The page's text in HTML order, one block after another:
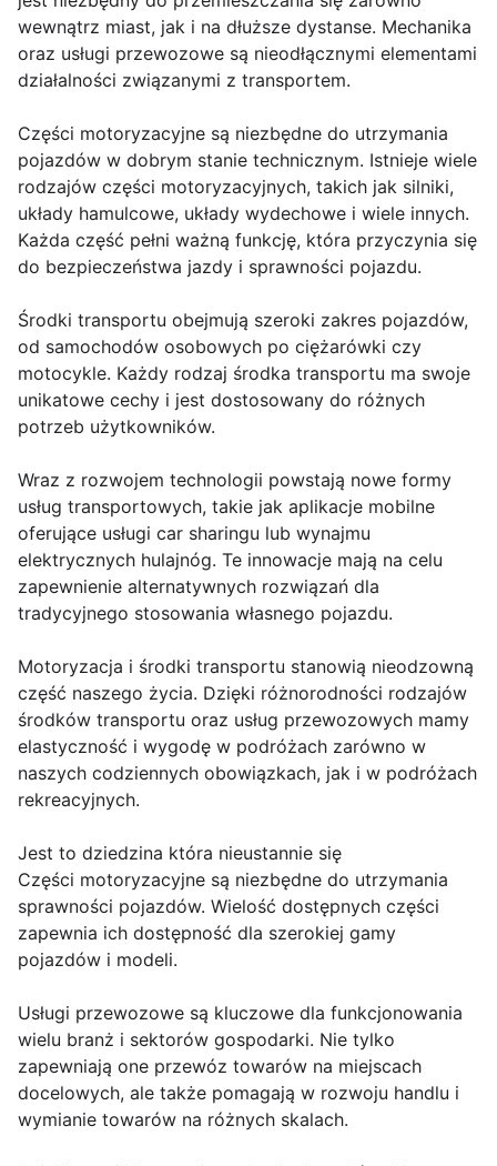
wewnątrz miast, jak i na dłuższe dystanse. Mechanika
oraz usługi przewozowe są nieodłącznymi elementami
działalności związanymi z transportem.
Części motoryzacyjne są niezbędne do utrzymania
pojazdów w dobrym stanie technicznym. Istnieje wiele
rodzajów części motoryzacyjnych, takich jak silniki,
układy hamulcowe, układy wydechowe i wiele innych.
Każda część pełni ważną funkcję, która przyczynia się
do bezpieczeństwa jazdy i sprawności pojazdu.
Środki transportu obejmują szeroki zakres pojazdów,
od samochodów osobowych po ciężarówki czy
motocykle. Każdy rodzaj środka transportu ma swoje
unikatowe cechy i jest dostosowany do różnych
potrzeb użytkowników.
Wraz z rozwojem technologii powstają nowe formy
usług transportowych, takie jak aplikacje mobilne
oferujące usługi car sharingu lub wynajmu
elektrycznych hulajnóg. Te innowacje mają na celu
zapewnienie alternatywnych rozwiązań dla
tradycyjnego stosowania własnego pojazdu.
Motoryzacja i środki transportu stanowią nieodzowną
część naszego życia. Dzięki różnorodności rodzajów
środków transportu oraz usług przewozowych mamy
elastyczność i wygodę w podróżach zarówno w
naszych codziennych obowiązkach, jak i w podróżach
rekreacyjnych.
Jest to dziedzina która nieustannie się
Części motoryzacyjne są niezbędne do utrzymania
sprawności pojazdów. Wielość dostępnych części
zapewnia ich dostępność dla szerokiej gamy
pojazdów i modeli.
Usługi przewozowe są kluczowe dla funkcjonowania
wielu branż i sektorów gospodarki. Nie tylko
zapewniają one przewóz towarów na miejscach
docelowych, ale także pomagają w rozwoju handlu i
wymianie towarów na różnych skalach.